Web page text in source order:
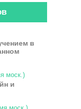
в
моск.)
и